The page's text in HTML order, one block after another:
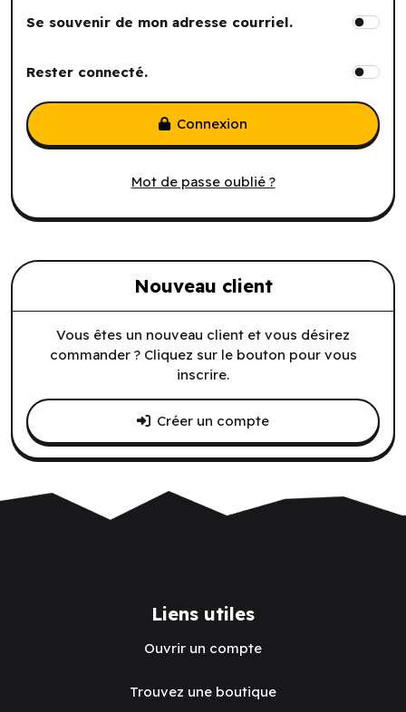
Se souvenir de mon adresse courriel.
Rester connecté.
Mot de passe oublié ?
Connexion
Nouveau client
Vous êtes un nouveau client et vous désirez
commander ? Cliquez sur le bouton pour vous
inscrire.
Créer un compte
Liens utiles
Ouvrir un compte
Trouvez une boutique